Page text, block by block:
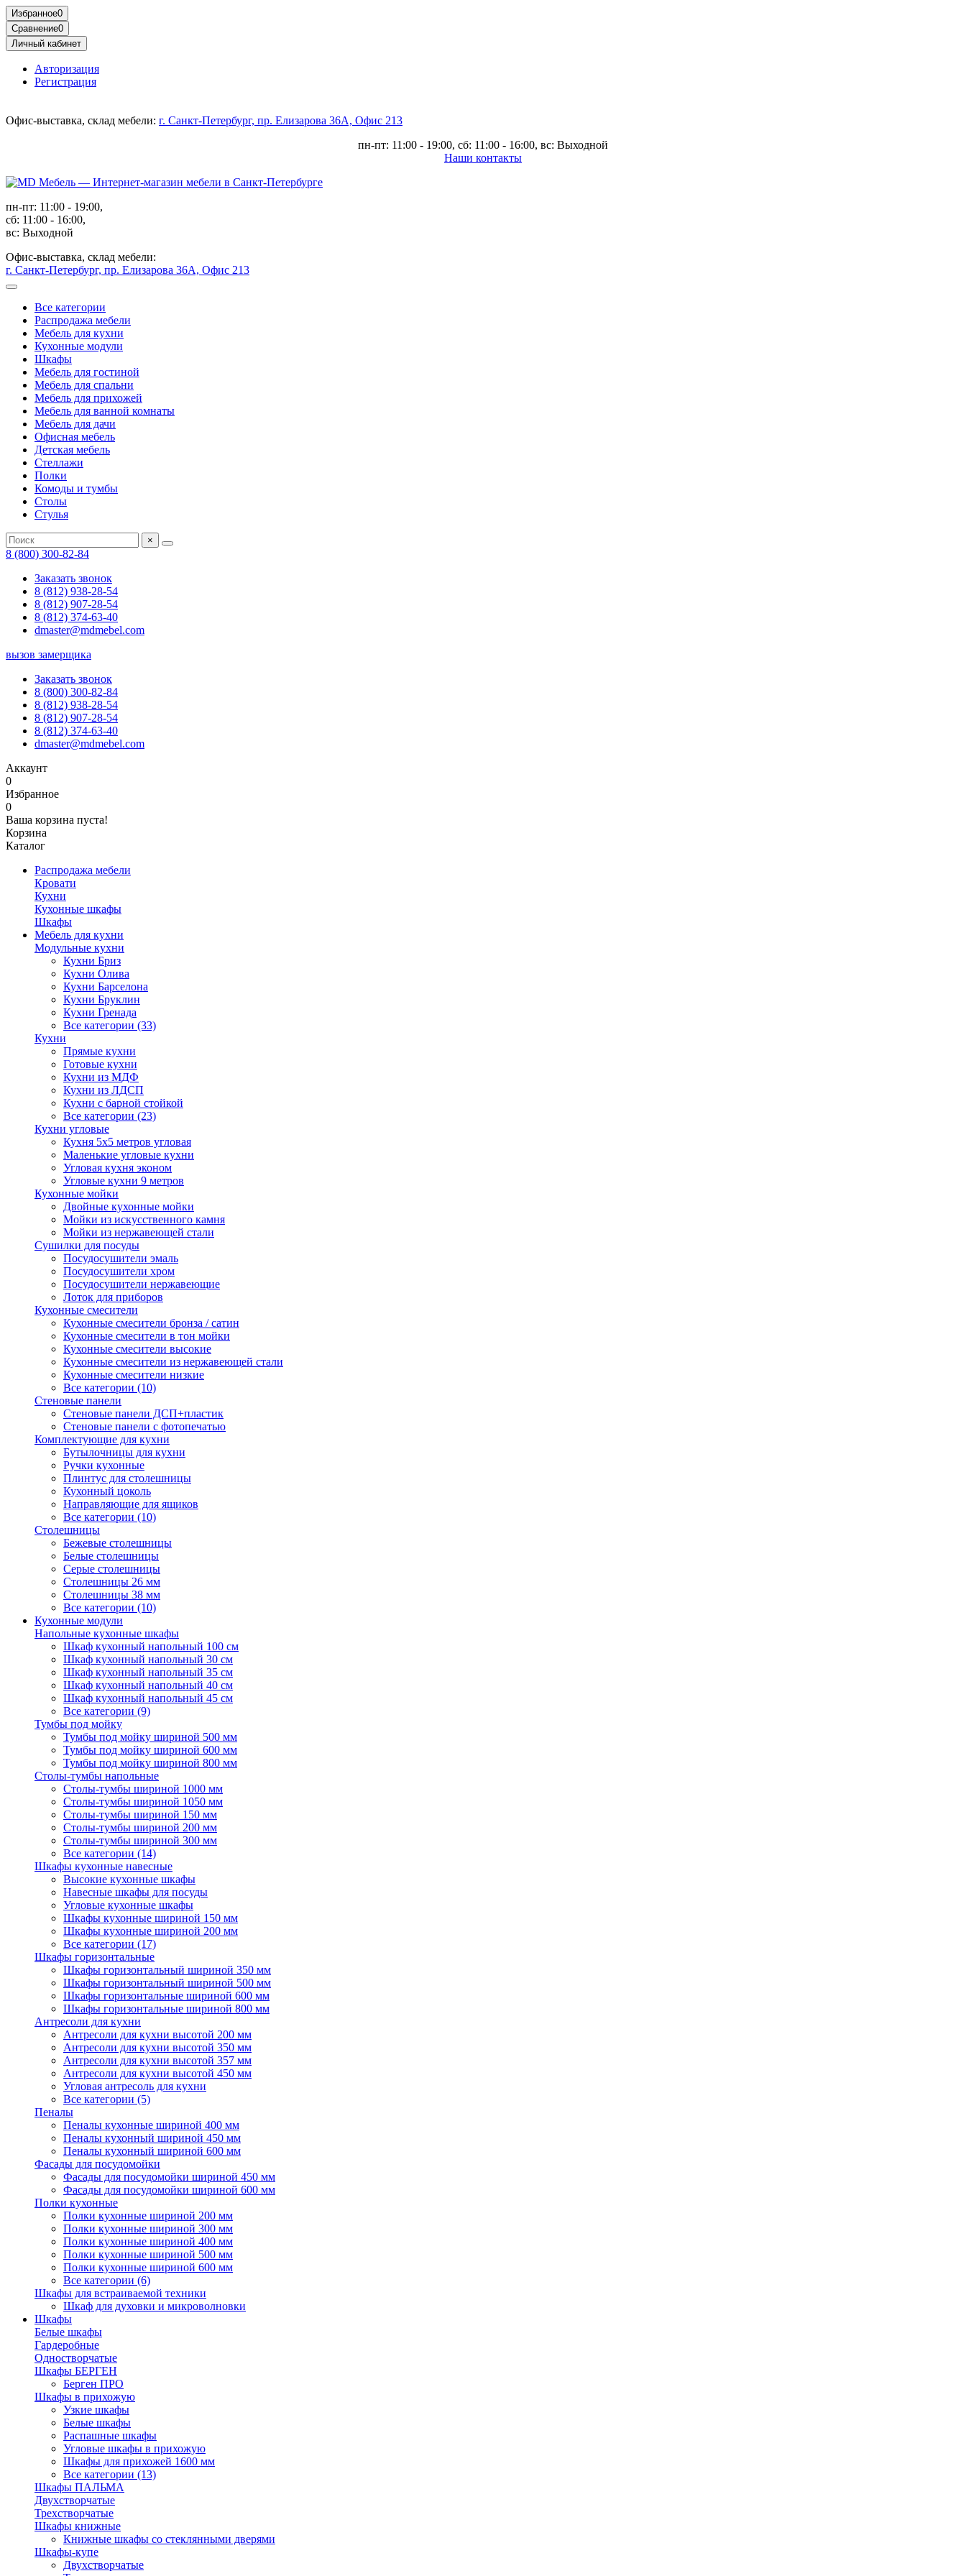
Избранное0
Сравнение0
Личный кабинет
Авторизация
Регистрация
Офис-выставка, склад мебели: г. Санкт-Петербург, пр. Елизарова 36А, Офис 213
пн-пт: 11:00 - 19:00, сб: 11:00 - 16:00, вс: Выходной
Наши контакты
пн-пт: 11:00 - 19:00,
сб: 11:00 - 16:00,
вс: Выходной
Офис-выставка, склад мебели:
г. Санкт-Петербург, пр. Елизарова 36А, Офис 213
Все категории
Распродажа мебели
Мебель для кухни
Кухонные модули
Шкафы
Мебель для гостиной
Мебель для спальни
Мебель для прихожей
Мебель для ванной комнаты
Мебель для дачи
Офисная мебель
Детская мебель
Стеллажи
Полки
Комоды и тумбы
Столы
Стулья
×
8 (800) 300-82-84
Заказать звонок
8 (812) 938-28-54
8 (812) 907-28-54
8 (812) 374-63-40
dmaster@mdmebel.com
вызов замерщика
Заказать звонок
8 (800) 300-82-84
8 (812) 938-28-54
8 (812) 907-28-54
8 (812) 374-63-40
dmaster@mdmebel.com
Аккаунт
0
Избранное
0
Ваша корзина пуста!
Корзина
Каталог
Распродажа мебели
Кровати
Кухни
Кухонные шкафы
Шкафы
Мебель для кухни
Модульные кухни
Кухни Бриз
Кухни Олива
Кухни Барселона
Кухни Бруклин
Кухни Гренада
Все категории (33)
Кухни
Прямые кухни
Готовые кухни
Кухни из МДФ
Кухни из ЛДСП
Кухни с барной стойкой
Все категории (23)
Кухни угловые
Кухня 5х5 метров угловая
Маленькие угловые кухни
Угловая кухня эконом
Угловые кухни 9 метров
Кухонные мойки
Двойные кухонные мойки
Мойки из искусственного камня
Мойки из нержавеющей стали
Сушилки для посуды
Посудосушители эмаль
Посудосушители хром
Посудосушители нержавеющие
Лоток для приборов
Кухонные смесители
Кухонные смесители бронза / сатин
Кухонные смесители в тон мойки
Кухонные смесители высокие
Кухонные смесители из нержавеющей стали
Кухонные смесители низкие
Все категории (10)
Стеновые панели
Стеновые панели ДСП+пластик
Стеновые панели с фотопечатью
Комплектующие для кухни
Бутылочницы для кухни
Ручки кухонные
Плинтус для столешницы
Кухонный цоколь
Направляющие для ящиков
Все категории (10)
Столешницы
Бежевые столешницы
Белые столешницы
Серые столешницы
Столешницы 26 мм
Столешницы 38 мм
Все категории (10)
Кухонные модули
Напольные кухонные шкафы
Шкаф кухонный напольный 100 см
Шкаф кухонный напольный 30 см
Шкаф кухонный напольный 35 см
Шкаф кухонный напольный 40 см
Шкаф кухонный напольный 45 см
Все категории (9)
Тумбы под мойку
Тумбы под мойку шириной 500 мм
Тумбы под мойку шириной 600 мм
Тумбы под мойку шириной 800 мм
Столы-тумбы напольные
Столы-тумбы шириной 1000 мм
Столы-тумбы шириной 1050 мм
Столы-тумбы шириной 150 мм
Столы-тумбы шириной 200 мм
Столы-тумбы шириной 300 мм
Все категории (14)
Шкафы кухонные навесные
Высокие кухонные шкафы
Навесные шкафы для посуды
Угловые кухонные шкафы
Шкафы кухонные шириной 150 мм
Шкафы кухонные шириной 200 мм
Все категории (17)
Шкафы горизонтальные
Шкафы горизонтальный шириной 350 мм
Шкафы горизонтальный шириной 500 мм
Шкафы горизонтальные шириной 600 мм
Шкафы горизонтальные шириной 800 мм
Антресоли для кухни
Антресоли для кухни высотой 200 мм
Антресоли для кухни высотой 350 мм
Антресоли для кухни высотой 357 мм
Антресоли для кухни высотой 450 мм
Угловая антресоль для кухни
Все категории (5)
Пеналы
Пеналы кухонные шириной 400 мм
Пеналы кухонный шириной 450 мм
Пеналы кухонный шириной 600 мм
Фасады для посудомойки
Фасады для посудомойки шириной 450 мм
Фасады для посудомойки шириной 600 мм
Полки кухонные
Полки кухонные шириной 200 мм
Полки кухонные шириной 300 мм
Полки кухонные шириной 400 мм
Полки кухонные шириной 500 мм
Полки кухонные шириной 600 мм
Все категории (6)
Шкафы для встраиваемой техники
Шкаф для духовки и микроволновки
Шкафы
Белые шкафы
Гардеробные
Одностворчатые
Шкафы БЕРГЕН
Берген ПРО
Шкафы в прихожую
Узкие шкафы
Белые шкафы
Распашные шкафы
Угловые шкафы в прихожую
Шкафы для прихожей 1600 мм
Все категории (13)
Шкафы ПАЛЬМА
Двухстворчатые
Трехстворчатые
Шкафы книжные
Книжные шкафы со стеклянными дверями
Шкафы-купе
Двухстворчатые